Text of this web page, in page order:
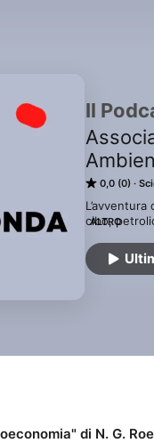
Il
0,0 (0)
cibo,
ALTRO
di N. G.